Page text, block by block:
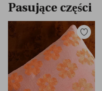
Pasujące części
Dodaj
do